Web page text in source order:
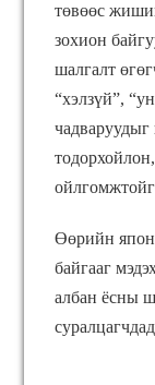
төвөөс
зохион
шалгалт
“хэлзүй”,
Өөрийн
байгааг
албан ёсны